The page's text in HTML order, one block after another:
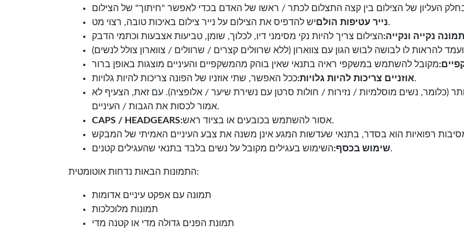
נייר עטיפות הולםיש להדפיס את הצילום על נייר צילום באיכות טובה, רצוי מט.
תמונה נקייה ונקייה:
אוזניים צריכות להיות גלויות:ככל האפשר, שתי אוזניו של הפונה צריכות להיות גלויות.
(כלומר, נשים מוסלמיות / נזירות / חולות סרטן עם נשירת שיער / אלופציה). עם זאת, הצעיף לא
אמור לכסות את הגבות / העיניים.
CAPS / HEADGEARS:
אסור להשתמש בכובעים או בציוד ראש.
שימוש בכסף:השימוש בעגילים מקובל על נשים בלבד בתנאי שהעגילים קטנים.
התמונות הבאות נדחות אוטומטית:
תמונה עם אפקט עיניים אדומות
תמונות מלוכלכות
תמונת הפנים גדולה מדי או קטנה מדי